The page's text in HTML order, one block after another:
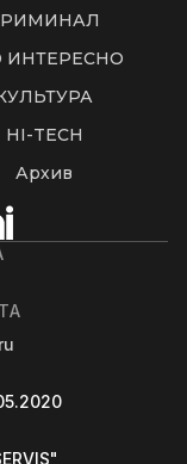
ИНТЕРЕСНО
HI-TECH
Архив